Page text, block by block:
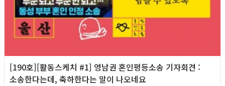
[190호][활동스케치 #1] 영남권 혼인평등소송 기자회견​ :
소송한다는데, 축하한다는 말이 나오네요